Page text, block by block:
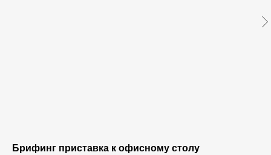
Брифинг приставка к офисному столу